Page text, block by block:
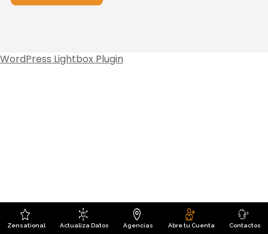
Zensational Actualiza Datos Agencias Abre tu Cuenta Contactos
WordPress Lightbox Plugin